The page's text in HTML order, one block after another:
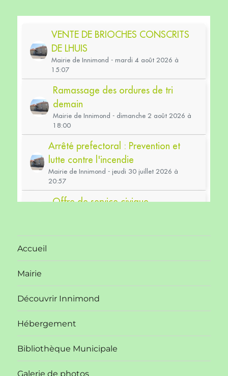
Accueil
Mairie
Découvrir Innimond
Hébergement
Bibliothèque Municipale
Galerie de photos